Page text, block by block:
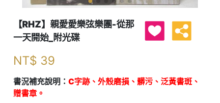
【RHZ】親愛愛樂弦樂團-從那
一天開始_附光碟
NT$ 39
書況補充說明： C字跡、外殼磨損、髒污、泛黃書斑、
贈書章。